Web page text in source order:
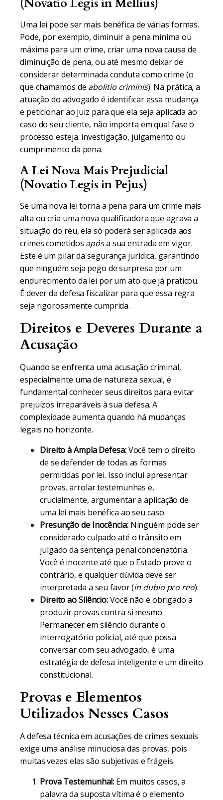
Uma lei pode ser mais benéfica de várias formas.
Pode, por exemplo, diminuir a pena mínima ou
máxima para um crime, criar uma nova causa de
diminuição de pena, ou até mesmo deixar de
considerar determinada conduta como crime (o
que chamamos de abolitio criminis). Na prática, a
atuação do advogado é identificar essa mudança
e peticionar ao juiz para que ela seja aplicada ao
caso do seu cliente, não importa em qual fase o
processo esteja: investigação, julgamento ou
cumprimento da pena.
A Lei Nova Mais Prejudicial
(Novatio Legis in Pejus)
Se uma nova lei torna a pena para um crime mais
alta ou cria uma nova qualificadora que agrava a
situação do réu, ela só poderá ser aplicada aos
crimes cometidos apósa sua entrada em vigor.
Este é um pilar da segurança jurídica, garantindo
que ninguém seja pego de surpresa por um
endurecimento da lei por um ato que já praticou.
É dever da defesa fiscalizar para que essa regra
seja rigorosamente cumprida.
Direitos e Deveres Durante a
Acusação
Quando se enfrenta uma acusação criminal,
especialmente uma de natureza sexual, é
fundamental conhecer seus direitos para evitar
prejuízos irreparáveis à sua defesa. A
complexidade aumenta quando há mudanças
legais no horizonte.
Direito à Ampla Defesa:Você tem o direito
de se defender de todas as formas
permitidas por lei. Isso inclui apresentar
provas, arrolar testemunhas e,
crucialmente, argumentar a aplicação de
uma lei mais benéfica ao seu caso.
Presunção de Inocência:Ninguém pode ser
considerado culpado até o trânsito em
julgado da sentença penal condenatória.
Você é inocente até que o Estado prove o
contrário, e qualquer dúvida deve ser
interpretada a seu favor (in dubio pro reo).
Direito ao Silêncio:Você não é obrigado a
produzir provas contra si mesmo.
Permanecer em silêncio durante o
interrogatório policial, até que possa
conversar com seu advogado, é uma
estratégia de defesa inteligente e um direito
constitucional.
Provas e Elementos
Utilizados Nesses Casos
A defesa técnica em acusações de crimes sexuais
exige uma análise minuciosa das provas, pois
muitas vezes elas são subjetivas e frágeis.
Prova Testemunhal: Em muitos casos, a
palavra da suposta vítima é o elemento